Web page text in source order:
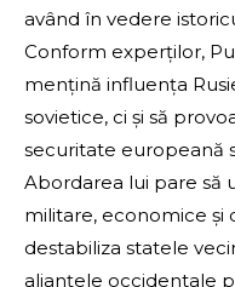
având în vedere
Conform experților,
mențină influența
sovietice, ci și să
securitate europeană
Abordarea lui pare să
militare, economice
destabiliza statele
alianțele occidentale